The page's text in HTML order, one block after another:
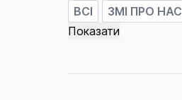
ВСІ ЗМІ ПРО НАС